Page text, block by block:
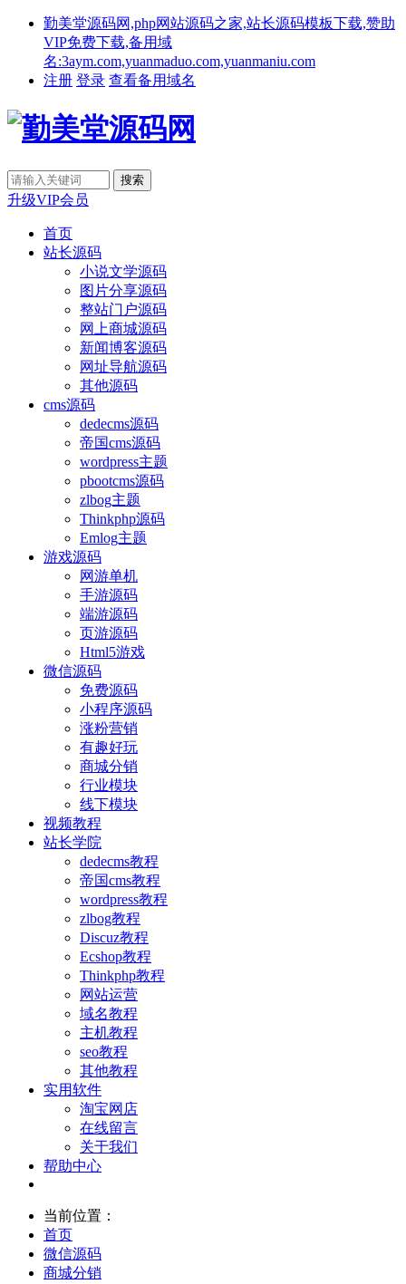
勤美堂源码网,php网站源码之家,站长源码模板下载,赞助
VIP免费下载,备用域
名:3aym.com,yuanmaduo.com,yuanmaniu.com
注册 登录 查看备用域名
升级VIP会员
首页
站长源码
小说文学源码
图片分享源码
整站门户源码
网上商城源码
新闻博客源码
网址导航源码
其他源码
cms源码
dedecms源码
帝国cms源码
wordpress主题
pbootcms源码
zlbog主题
Thinkphp源码
Emlog主题
游戏源码
网游单机
手游源码
端游源码
页游源码
Html5游戏
微信源码
免费源码
小程序源码
涨粉营销
有趣好玩
商城分销
行业模块
线下模块
视频教程
站长学院
dedecms教程
帝国cms教程
wordpress教程
zlbog教程
Discuz教程
Ecshop教程
Thinkphp教程
网站运营
域名教程
主机教程
seo教程
其他教程
实用软件
淘宝网店
在线留言
关于我们
帮助中心
当前位置：
首页
微信源码
商城分销